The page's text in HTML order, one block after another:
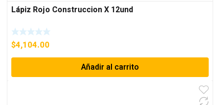
Lápiz Rojo Construccion X 12und
$4,104.00
Añadir al carrito